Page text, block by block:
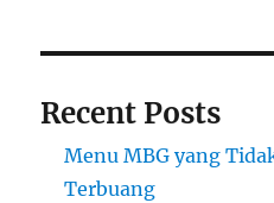
Recent Posts
Menu MBG yang
Terbuang